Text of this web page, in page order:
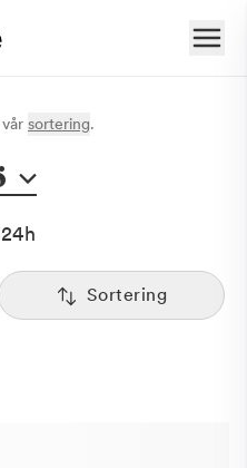
sortering.
Sortering